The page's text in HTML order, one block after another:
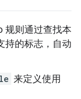
规则通过查找本
持的标志，自动
来定义使用